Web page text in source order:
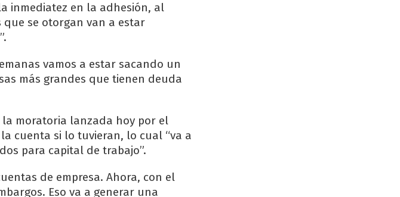
inmediatez en la adhesión, al
se otorgan van a estar
vamos a estar sacando un
más grandes que tienen deuda
moratoria lanzada hoy por el
cuenta si lo tuvieran, lo cual “va a
para capital de trabajo”.
de empresa. Ahora, con el
Eso va a generar una